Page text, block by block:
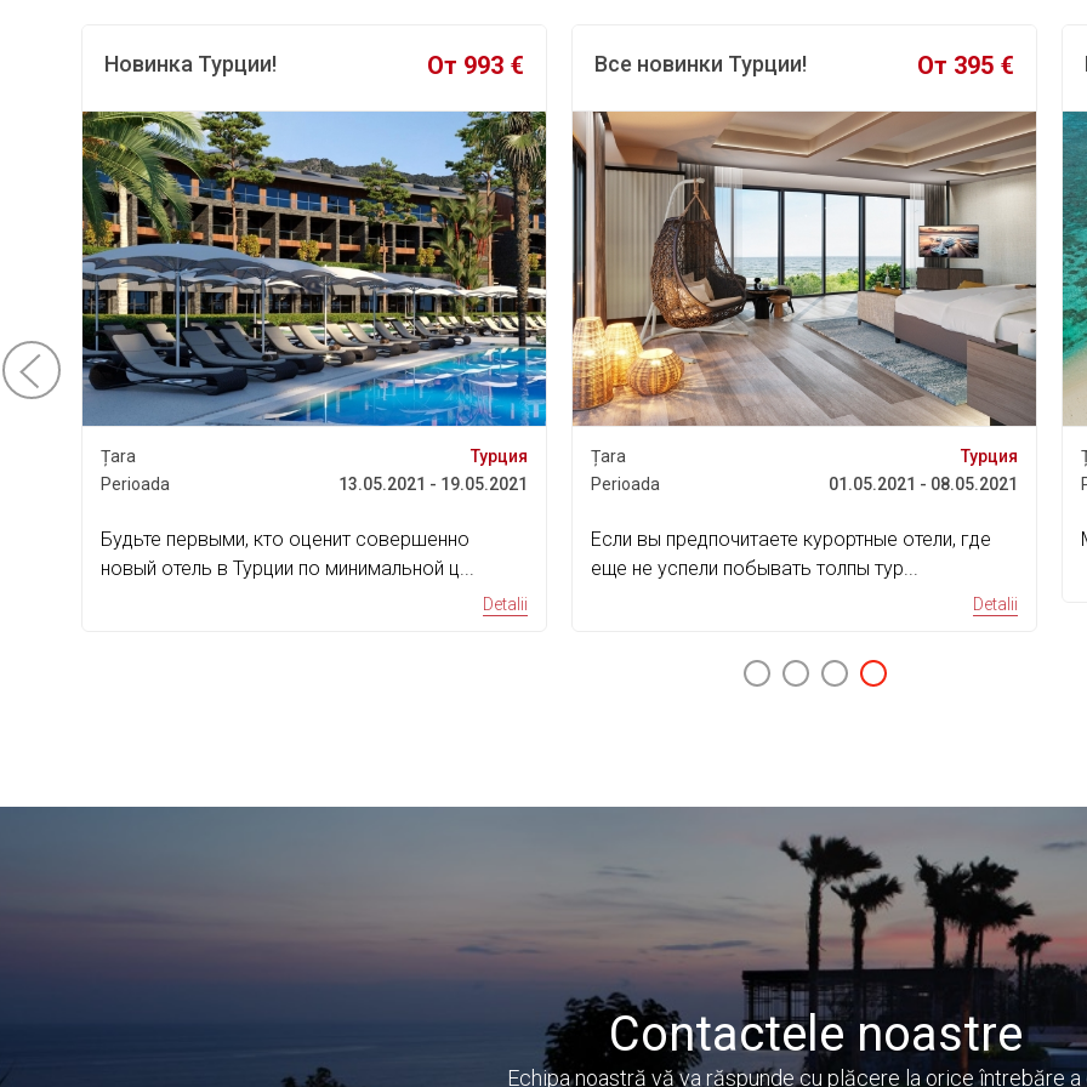
Идеальные Мальдивы! От 5685 €
01.04.2021 - 09.04.2021
Мы нашли самый щедрый отель! ...
Detalii
Hillside Beach Club 5⭐️ 1 740 €
Țara
Perioada
03.06.2023 - 10.06.2023
Hillside Beach Club 5⭐️ — hotel de lux, o alegere
fabuloasă atâ...
Sejur în
Țara
Perioada
Hotelul
Contactele noastre
Echipa noastră vă va răspunde cu plăcere la orice întrebăre a